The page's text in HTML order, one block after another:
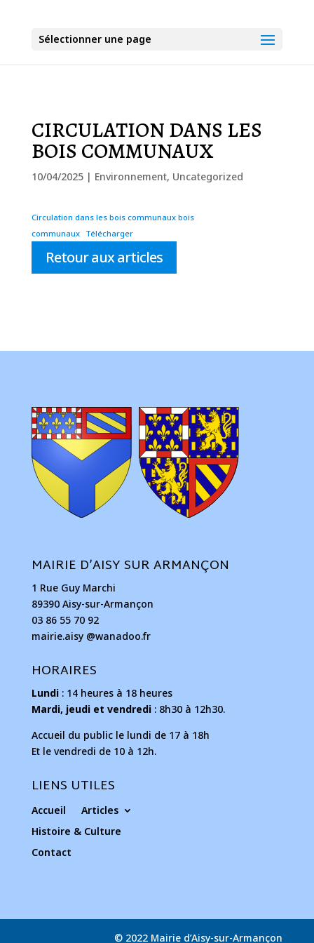
Sélectionner une page
CIRCULATION DANS LES
BOIS COMMUNAUX
10/04/2025| Environnement, Uncategorized
Circulation dans les bois communaux bois
communaux
Télécharger
Retour aux articles
MAIRIE D’AISY SUR ARMANÇON
1 Rue Guy Marchi
89390 Aisy-sur-Armançon
03 86 55 70 92
mairie.aisy @wanadoo.fr
HORAIRES
Lundi: 14 heures à 18 heures
Mardi, jeudi et vendredi: 8h30 à 12h30.
Accueil du public le lundi de 17 à 18h
Et le vendredi de 10 à 12h.
LIENS UTILES
Accueil
Articles
Histoire & Culture
Contact
© 2022 Mairie d’Aisy-sur-Armançon